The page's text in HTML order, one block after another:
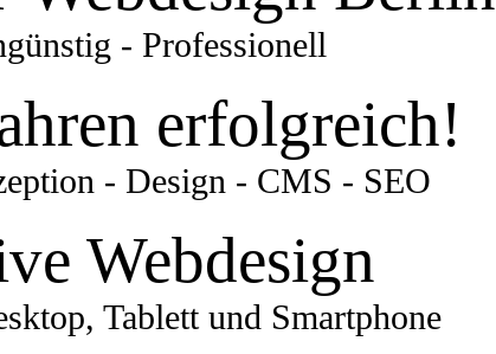
- Professionell
erfolgreich!
- Design - CMS - SEO
Webdesign
Tablett und Smartphone